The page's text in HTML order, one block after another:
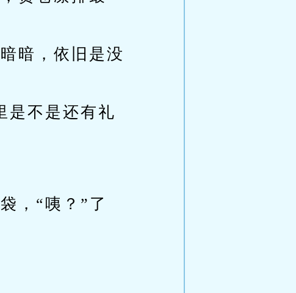
暗，依旧是没
是不是还有礼
，“咦？”了